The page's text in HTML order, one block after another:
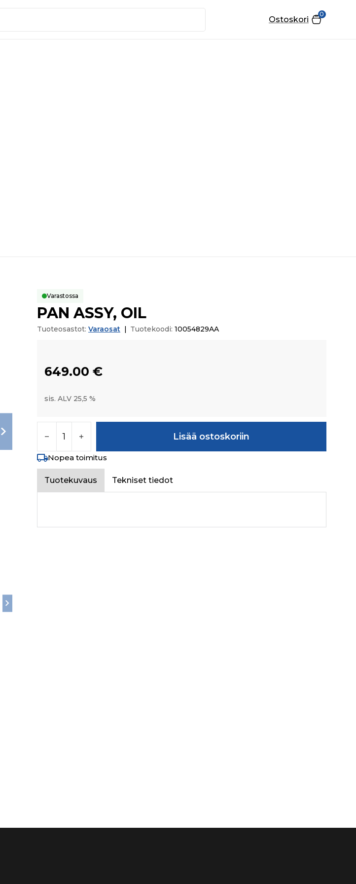
0
Ostoskori
Varastossa
PAN ASSY, OIL
Tuoteosastot: Varaosat | Tuotekoodi: 10054829AA
649.00 €
sis. ALV 25,5 %
Lisää ostoskoriin
Nopea toimitus
Tuotekuvaus Tekniset tiedot